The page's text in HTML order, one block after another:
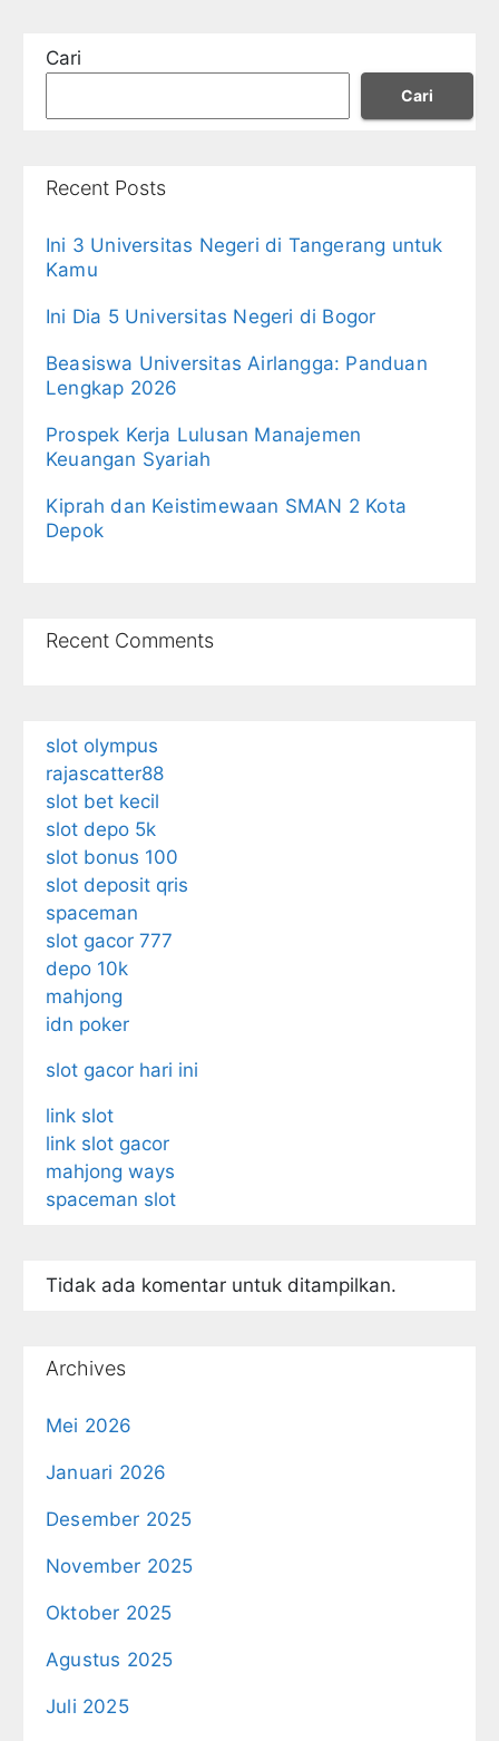
Cari
Cari
Recent Posts
Ini 3 Universitas Negeri di Tangerang untuk
Kamu
Ini Dia 5 Universitas Negeri di Bogor
Beasiswa Universitas Airlangga: Panduan
Lengkap 2026
Prospek Kerja Lulusan Manajemen
Keuangan Syariah
Kiprah dan Keistimewaan SMAN 2 Kota
Depok
Recent Comments
slot olympus
rajascatter88
slot bet kecil
slot depo 5k
slot bonus 100
slot deposit qris
spaceman
slot gacor 777
depo 10k
mahjong
idn poker
slot gacor hari ini
link slot
link slot gacor
mahjong ways
spaceman slot
Tidak ada komentar untuk ditampilkan.
Archives
Mei 2026
Januari 2026
Desember 2025
November 2025
Oktober 2025
Agustus 2025
Juli 2025